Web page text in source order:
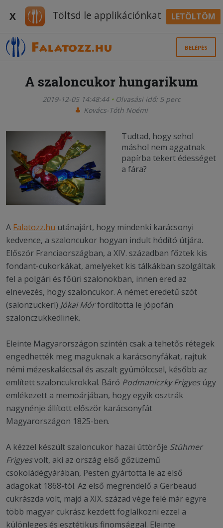
X Töltsd le applikációnkat LETÖLTÖM
BELÉPÉS
A szaloncukor hungarikum
2019-12-05 14:48:44
Olvasási idő: 5 perc
Kovács-Tóth Noémi
Tudtad, hogy sehol
máshol nem aggatnak
papírba tekert édességet
a fára?
A Falatozz.hu utánajárt, hogy mindenki karácsonyi
kedvence, a szaloncukor hogyan indult hódító útjára.
Először Franciaországban, a XIV. században főztek kis
fondant-cukorkákat, amelyeket kis tálkákban szolgáltak
fel a polgári és főúri szalonokban, innen ered az
elnevezés, hogy szaloncukor. A német eredetű szót
(salonzuckerl) Jókai Mórfordította le jópofán
szalonczukkedlinek.
Eleinte Magyarországon szintén csak a tehetős rétegek
engedhették meg maguknak a karácsonyfákat, rajtuk
némi mézeskaláccsal és aszalt gyümölccsel, később az
említett szaloncukrokkal. Báró Podmaniczky Frigyesúgy
emlékezett a memoárjában, hogy egyik osztrák
nagynénje állított először karácsonyfát
Magyarországon 1825-ben.
A kézzel készült szaloncukor hazai úttörője Stühmer
Frigyesvolt, aki az ország első gőzüzemű
csokoládégyárában, Pesten gyártotta le az első
adagokat 1868-tól. Az első megrendelő a Gerbeaud
cukrászda volt, majd a XIX. század vége felé már egyre
több magyar cukrász kezdett foglalkozni ezzel a
különleges és esztétikus finomsággal. Eleinte